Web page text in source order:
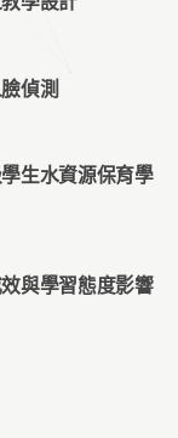
偵測
生水資源保育學
與學習態度影響